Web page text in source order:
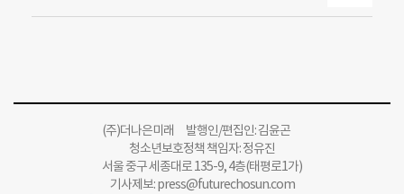
(주)더나은미래 발행인/편집인: 김윤곤
청소년보호정책 책임자: 정유진
서울 중구 세종대로 135-9, 4층(태평로1가)
기사제보:press@futurechosun.com